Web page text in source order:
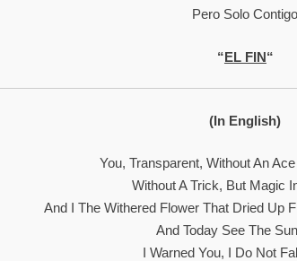
Pero Solo Contigo
“EL FIN“
(In English)
You, Transparent, Without An
Without A Trick, But Magic
And I The Withered Flower That Dried Up
And Today See The
I Warned You, I Do Not